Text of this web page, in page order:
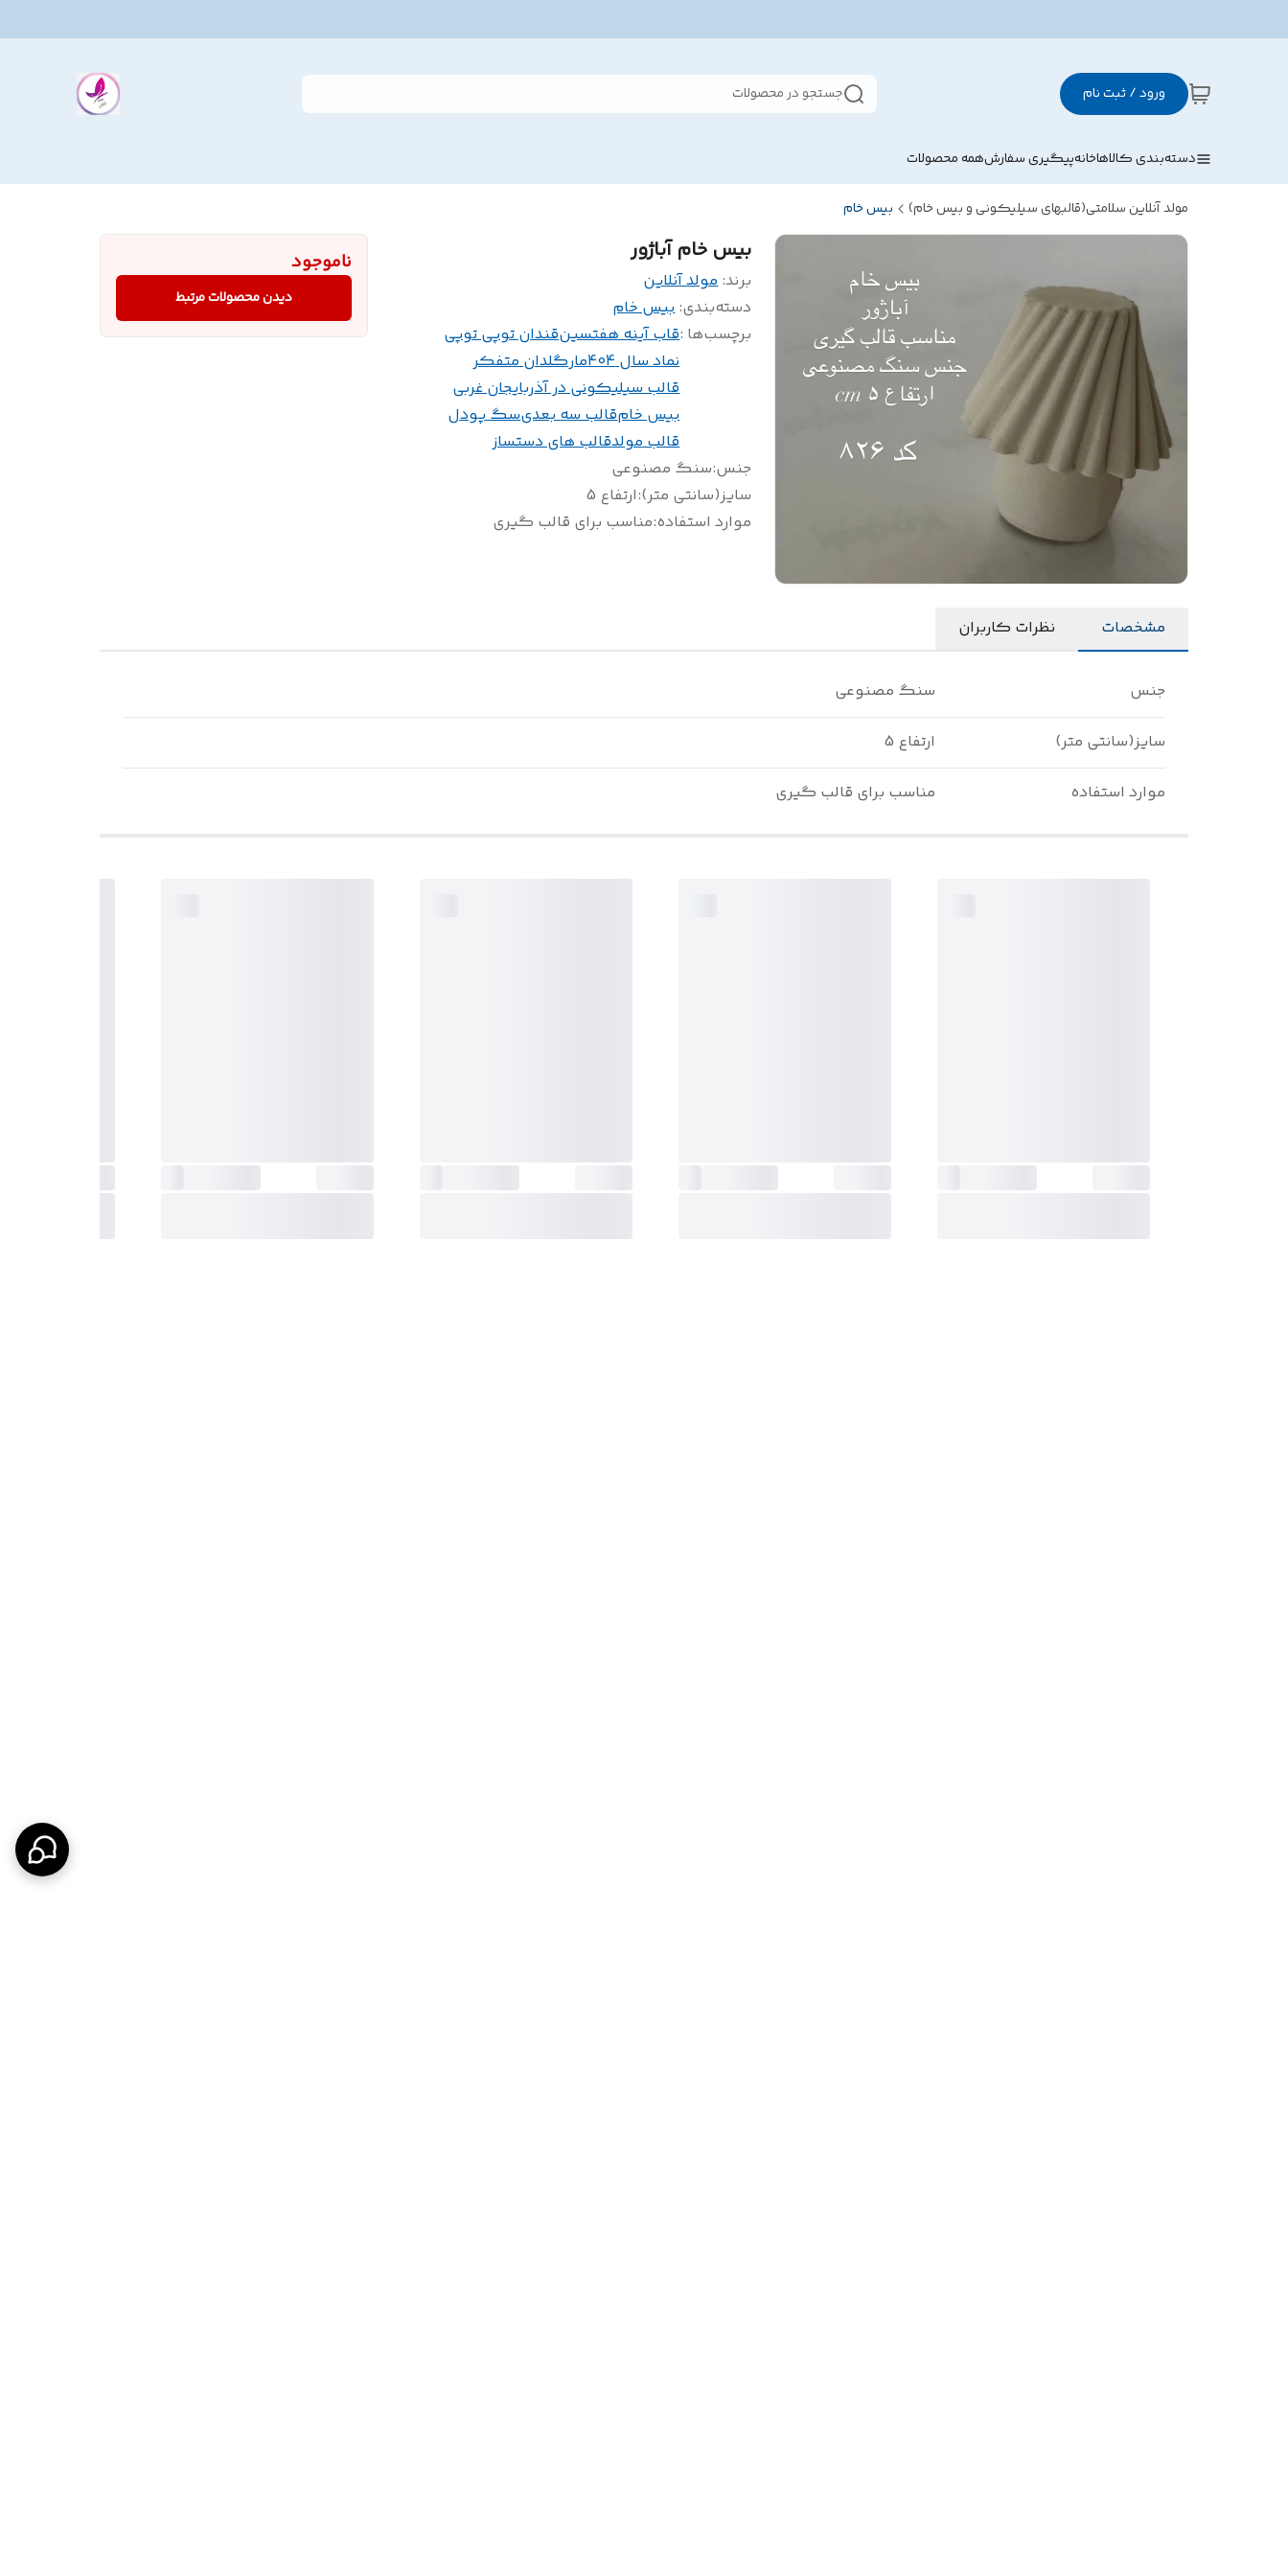
ورود / ثبت نام جستجو در محصولات
دسته‌بندی کالاهاخانهپیگیری سفارشهمه محصولات
مولد آنلاین سلامتی(قالبهای سیلیکونی و بیس خام) بیس خام
بیس خام آباژور
برند:مولد آنلاین
دسته‌بندی:بیس خام
برچسب‌ها :قاب آینه هفتسینقندان توپی توپی
نماد سال 404
مارگلدان متفکر
قالب سیلیکونی در آذربایجان غربی
بیس خامقالب سه بعدیسگ پودل
قالب مولدقالب های دستساز
جنس:سنگ مصنوعی
سایز(سانتی متر):ارتفاع 5
موارد استفاده:مناسب برای قالب گیری
ناموجود
دیدن محصولات مرتبط
مشخصات نظرات کاربران
جنس سنگ مصنوعی
سایز(سانتی متر) ارتفاع 5
موارد استفاده مناسب برای قالب گیری